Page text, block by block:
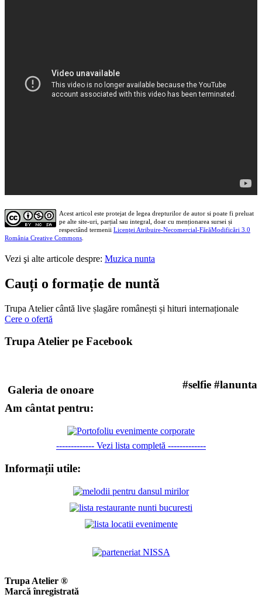
Acest articol este protejat de legea drepturilor de autor si poate fi preluat
pe alte site-uri, parțial sau integral, doar cu menționarea sursei și
respectând termenii Licenţei Atribuire-Necomercial-FărăModificări 3.0
România Creative Commons
Vezi şi alte articole despre: Muzica nunta
Cauți o formație de nuntă
Trupa Atelier cântă live șlagăre românești și hituri internaționale
Cere o ofertă
Trupa Atelier pe Facebook
Galeria de onoare
#selfie #lanunta
Am cântat pentru:
------------- Vezi lista completă -------------
Informații utile:
Trupa Atelier ®
Marcă înregistrată